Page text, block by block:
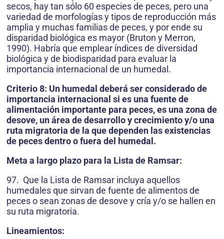
secos, hay tan sólo 60 especies de peces, pero una
variedad de morfologías y tipos de reproducción más
amplia y muchas familias de peces, y por ende su
disparidad biológica es mayor (Bruton y Merron,
1990). Habría que emplear índices de diversidad
biológica y de biodisparidad para evaluar la
importancia internacional de un humedal.
Criterio 8: Un humedal deberá ser considerado de
importancia internacional si es una fuente de
alimentación importante para peces, es una zona de
desove, un área de desarrollo y crecimiento y/o una
ruta migratoria de la que dependen las existencias
de peces dentro o fuera del humedal.
Meta a largo plazo para la Lista de Ramsar:
97. Que la Lista de Ramsar incluya aquellos
humedales que sirvan de fuente de alimentos de
peces o sean zonas de desove y cría y/o se hallen en
su ruta migratoria.
Lineamientos: